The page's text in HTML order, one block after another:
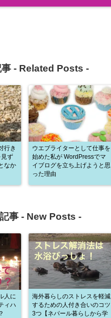
- Related Posts -
行き
ず
なか
ウエブライターとして仕事を
始めた私が WordPressでマ
イブログを立ち上げようと思
った理由
事 - New Posts -
人に
ィハ
海外暮らしのストレスを軽減
するための人付き合いのコツ
3つ【ネパール暮らしから学